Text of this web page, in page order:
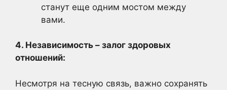
станут еще одним мостом между
вами.
4. Независимость – залог здоровых
отношений:
Несмотря на тесную связь, важно сохранять